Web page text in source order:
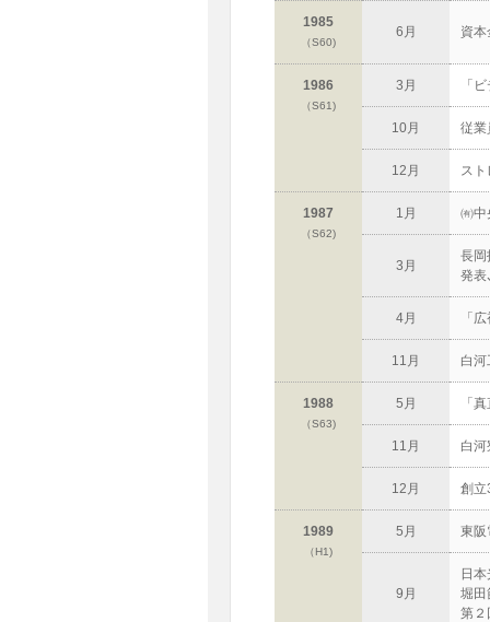
1985
（S60)
6月 資
1986
（S61)
3月 「
10月 従業
12月 ス
1987
（S62)
1月 ㈲中
3月
長岡
発表
4月 「
11月 白
1988
（S63)
5月 「
11月 白河
12月 創立
1989
（H1)
5月 東阪
9月
日
堀田
第２